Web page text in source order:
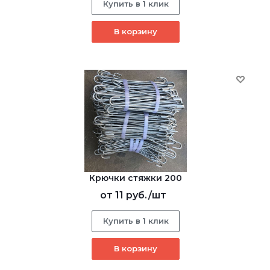
Купить в 1 клик
В корзину
Крючки стяжки 200
от 11 руб./шт
Купить в 1 клик
В корзину